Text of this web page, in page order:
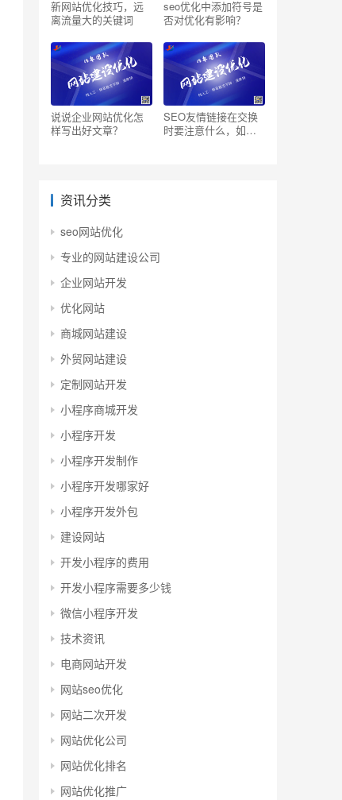
新网站优化技巧，远
离流量大的关键词
seo优化中添加符号是
否对优化有影响？
说说企业网站优化怎
样写出好文章？
SEO友情链接在交换
时要注意什么，如何
资讯分类
seo网站优化
专业的网站建设公司
企业网站开发
优化网站
商城网站建设
外贸网站建设
定制网站开发
小程序商城开发
小程序开发
小程序开发制作
小程序开发哪家好
小程序开发外包
建设网站
开发小程序的费用
开发小程序需要多少钱
微信小程序开发
技术资讯
电商网站开发
网站seo优化
网站二次开发
网站优化公司
网站优化排名
网站优化推广